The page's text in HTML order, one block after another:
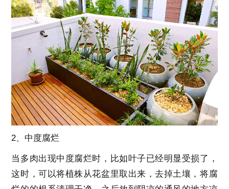
2、中度腐烂
当多肉出现中度腐烂时，比如叶子已经明显受损了，
这时，可以将植株从花盆里取出来，去掉土壤，将腐